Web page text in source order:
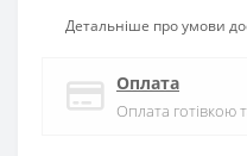
Детальніше про умови
Оплата
Оплата готівкою